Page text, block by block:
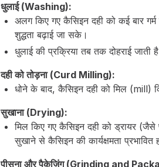
धुलाई (Washing):
अलग किए गए कैसिइन दही को कई बार
शुद्धता बढ़ाई जा सके।
धुलाई की प्रक्रिया तब तक दोहराई
दही को तोड़ना (Curd Milling):
धोने के बाद, कैसिइन दही को मिल (mill)
सुखाना (Drying):
मिल किए गए कैसिइन दही को ड्रायर
सुखाने से कैसिइन की कार्यक्षमता प्रभावित
पीसना और पैकेजिंग (Grinding and